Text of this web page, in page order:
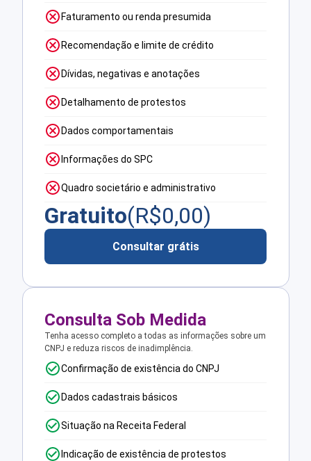
Faturamento ou renda presumida
Recomendação e limite de crédito
Dívidas, negativas e anotações
Detalhamento de protestos
Dados comportamentais
Informações do SPC
Quadro societário e administrativo
Gratuito(R$0,00)
Consultar grátis
Consulta Sob Medida
Tenha acesso completo a todas as informações sobre um
CNPJ e reduza riscos de inadimplência.
Confirmação de existência do CNPJ
Dados cadastrais básicos
Situação na Receita Federal
Indicação de existência de protestos